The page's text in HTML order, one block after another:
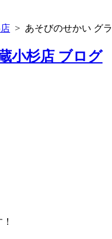
> あそびのせかい グ
小杉店 ブログ